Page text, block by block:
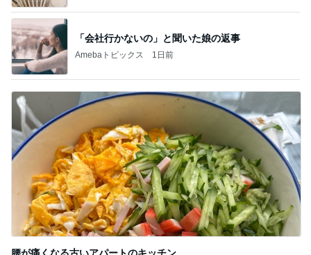
「会社行かないの」と聞いた娘の返事
Amebaトピックス 1日前